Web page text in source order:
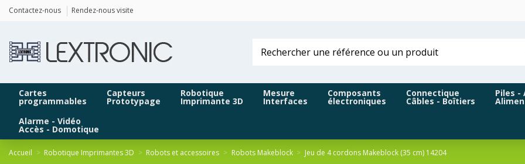
Contactez-nous Rendez-nous visite
Cartes
programmables
Capteurs
Prototypage
Robotique
Imprimante 3D
Mesure
Interfaces
Composants
électroniques
Connectique
Câbles - Boîtiers
Piles -
Alarme - Vidéo
Accès - Domotique
Accueil Robotique Imprimantes 3D Robots et accessoires Robots Makeblock Jeu de 4 cordons Makeblock (35 cm) 14204
Panneau de gestion des cookies